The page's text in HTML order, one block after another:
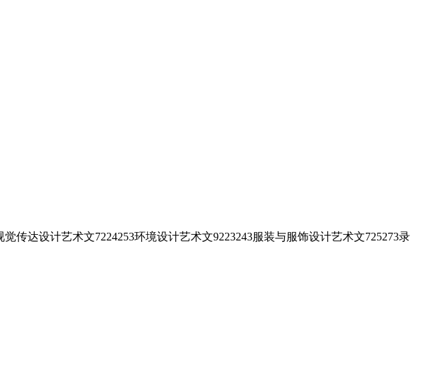
达设计艺术文7224253环境设计艺术文9223243服装与服饰设计艺术文725273录